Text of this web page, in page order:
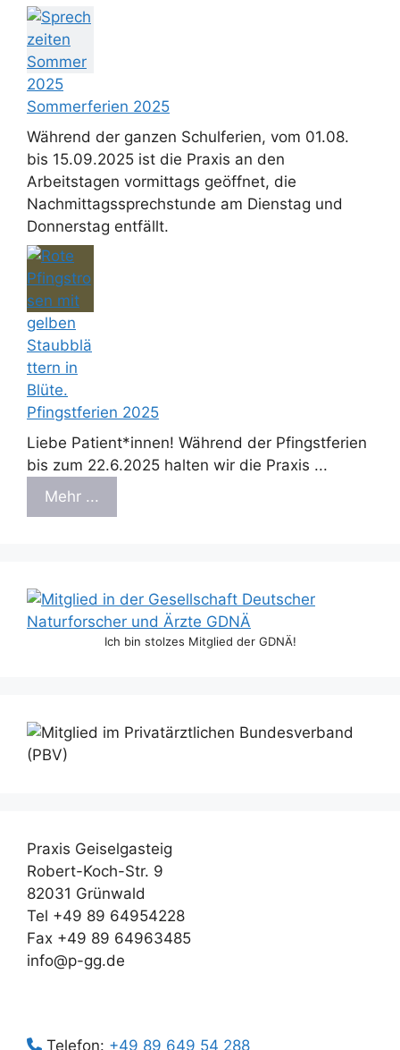
Sommerferien 2025
Während der ganzen Schulferien, vom 01.08.
bis 15.09.2025 ist die Praxis an den
Arbeitstagen vormittags geöffnet, die
Nachmittagssprechstunde am Dienstag und
Donnerstag entfällt.
Pfingstferien 2025
Liebe Patient*innen! Während der Pfingstferien
bis zum 22.6.2025 halten wir die Praxis ...
Mehr ...
Ich bin stolzes Mitglied der GDNÄ!
Praxis Geiselgasteig
Robert-Koch-Str. 9
82031 Grünwald
Tel +49 89 64954228
Fax +49 89 64963485
info@p-gg.de
Telefon: +49 89 649 54 288